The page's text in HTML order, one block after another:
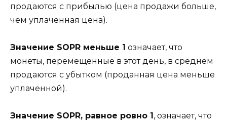
продаются с прибылью (цена продажи больше,
чем уплаченная цена).
Значение SOPR меньше 1 означает, что
монеты, перемещенные в этот день, в среднем
продаются с убытком (проданная цена меньше
уплаченной).
Значение SOPR, равное ровно 1, означает, что